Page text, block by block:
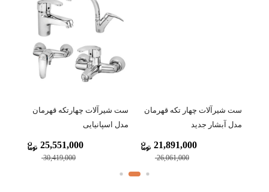
ست شیرآلات چهار تکه قهرمان
مدل آبشار جدید
26,061,000
21,891,000
ست شیرآلات چهارتکه قهرمان
مدل اسپانیایی
30,419,000
25,551,000